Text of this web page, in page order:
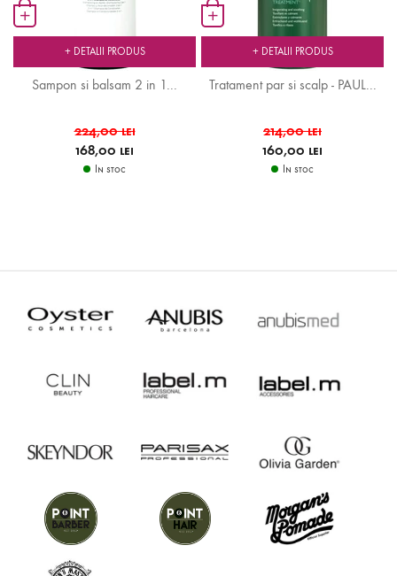
Sampon si balsam 2 in 1...
224,00 lei
168,00 lei
In stoc
+
+ DETALII PRODUS
Tratament par si scalp - PAUL...
214,00 lei
160,00 lei
In stoc
+
+ DETALII PRODUS